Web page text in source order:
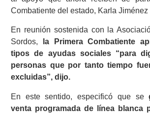
Combatiente del estado, Karla Jiménez
En reunión sostenida con la
Sordos,
la Primera Combatiente
tipos de ayudas sociales “para
personas que por tanto tiempo
excluidas”, dijo.
En este sentido, especificó que se
venta programada de línea blanca